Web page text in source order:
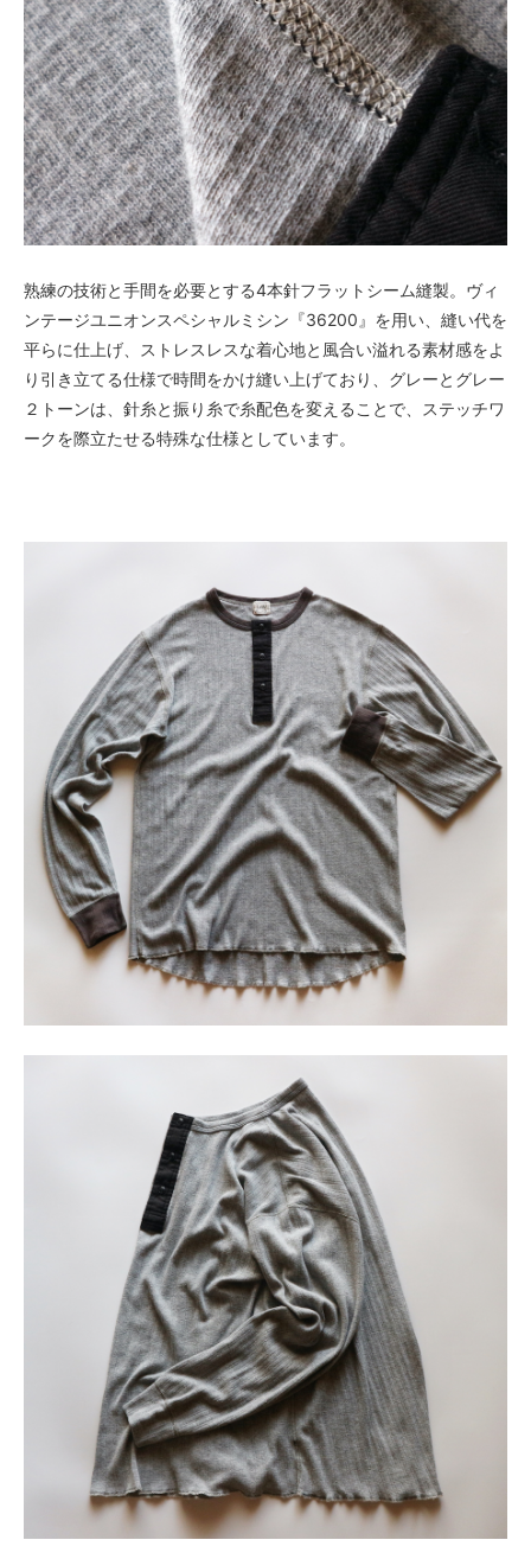
熟練の技術と手間を必要とする4本針フラットシーム縫製。ヴィ
ンテージユニオンスペシャルミシン『36200』を用い、縫い代を
平らに仕上げ、ストレスレスな着心地と風合い溢れる素材感をよ
り引き立てる仕様で時間をかけ縫い上げており、グレーとグレー
２トーンは、針糸と振り糸で糸配色を変えることで、ステッチワ
ークを際立たせる特殊な仕様としています。